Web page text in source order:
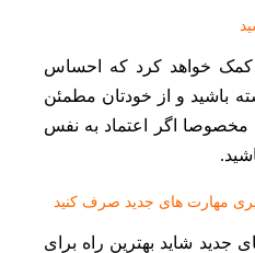
کمک خواهد کرد که احساس
باشید و از خودتان مطمئن
اگر اعتماد به نفس
مهارت های جدید صرف کنید
جدید شاید بهترین راه برای